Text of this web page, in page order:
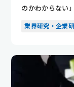
のかわからない
悩んでいませ...
業界研究・企業